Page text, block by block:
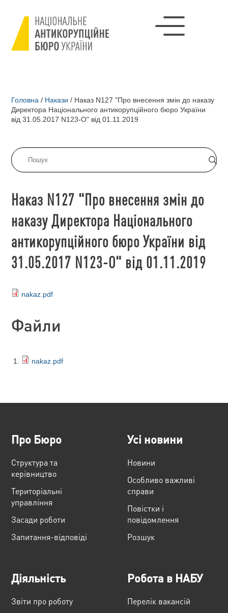
Головна / Накази / Наказ N127 "Про внесення змін до наказу
Директора Національного антикорупційного бюро України
від 31.05.2017 N123-О" від 01.11.2019
Наказ N127 "Про внесення змін до
наказу Директора Національного
антикорупційного бюро України від
31.05.2017 N123-О" від 01.11.2019
nakaz.pdf
Файли
nakaz.pdf
Про Бюро
Структура та
керівництво
Територіальні
управління
Засади роботи
Запитання-відповіді
Усі новини
Новини
Особливо важливі
справи
Повістки і
повідомлення
Розшук
Діяльність
Звіти про роботу
Робота в НАБУ
Перелік вакансій